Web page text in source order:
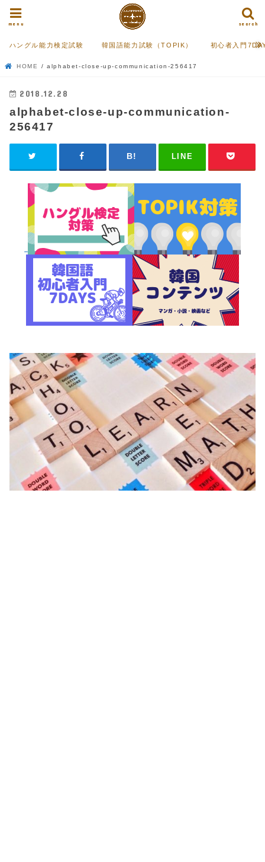
search
menu
ハングル能力検定試験 韓国語能力試験（TOPIK） 初心者入門
HOME alphabet-close-up-communication-256417
2018.12.28
alphabet-close-up-communication-
256417
LINE